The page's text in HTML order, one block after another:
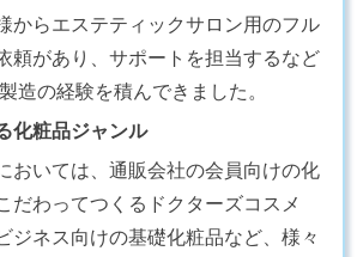
からエステティックサロン用のフル
頼があり、サポートを担当するなど
造の経験を積んできました。
化粧品ジャンル
おいては、通販会社の会員向けの化
だわってつくるドクターズコスメ
ジネス向けの基礎化粧品など、様々